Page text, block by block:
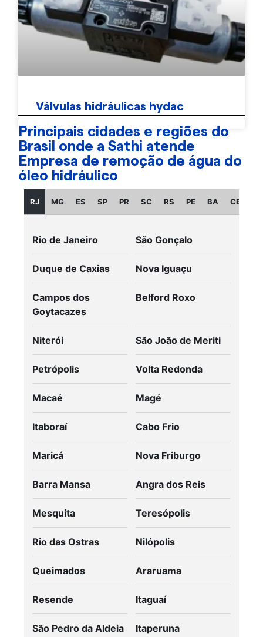
Válvulas hidráulicas hydac
Principais cidades e regiões do
Brasil onde a Sathi atende
Empresa de remoção de água do
óleo hidráulico
RJ MG ES SP PR SC RS PE BA CE
Rio de Janeiro São Gonçalo
Duque de Caxias Nova Iguaçu
Campos dos
Goytacazes
Belford Roxo
Niterói São João de Meriti
Petrópolis Volta Redonda
Macaé Magé
Itaboraí Cabo Frio
Maricá Nova Friburgo
Barra Mansa Angra dos Reis
Mesquita Teresópolis
Rio das Ostras Nilópolis
Queimados Araruama
Resende Itaguaí
São Pedro da Aldeia Itaperuna